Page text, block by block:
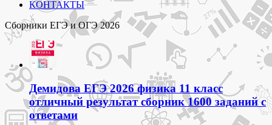
КОНТАКТЫ
Сборники ЕГЭ и ОГЭ 2026
Демидова ЕГЭ 2026 физика 11 класс
отличный результат сборник 1600 заданий с
ответами